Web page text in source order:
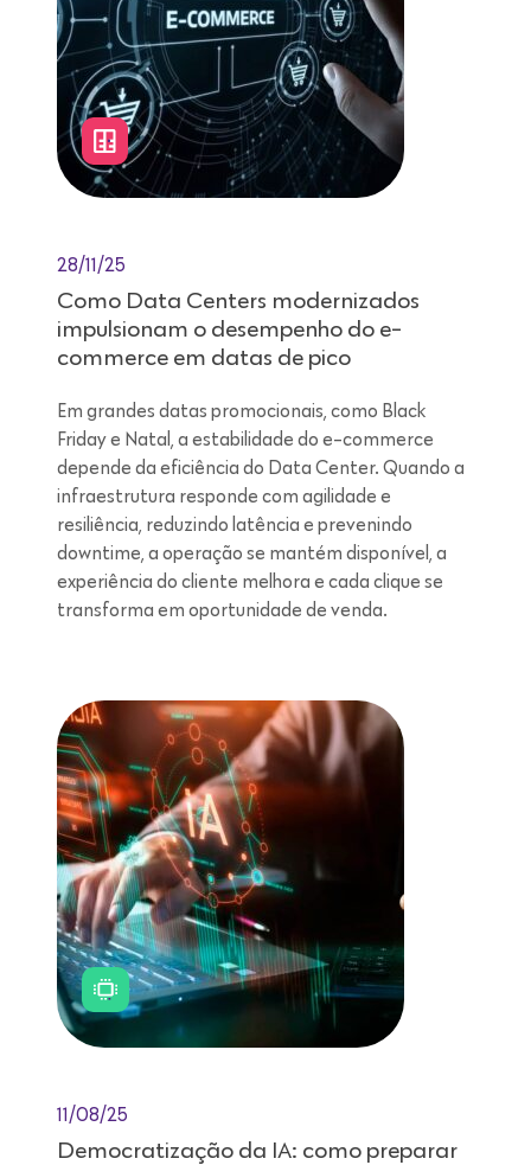
28/11/25
Como Data Centers modernizados
impulsionam o desempenho do e-
commerce em datas de pico
Em grandes datas promocionais, como Black
Friday e Natal, a estabilidade do e-commerce
depende da eficiência do Data Center. Quando a
infraestrutura responde com agilidade e
resiliência, reduzindo latência e prevenindo
downtime, a operação se mantém disponível, a
experiência do cliente melhora e cada clique se
transforma em oportunidade de venda.
11/08/25
Democratização da IA: como preparar